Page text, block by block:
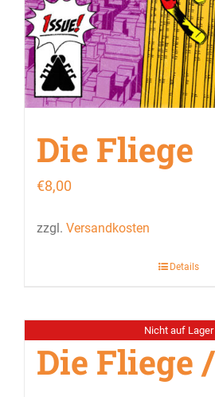
Die Fliege
€8,00
zzgl. Versandkosten
Details
Nicht auf Lager
Die Fliege /